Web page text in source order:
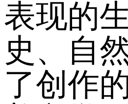
表现的
史、自
了创作